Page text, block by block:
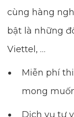
cùng hàng
bật là những
Viettel, …
Miễn phí
mong
Dịch vụ tư